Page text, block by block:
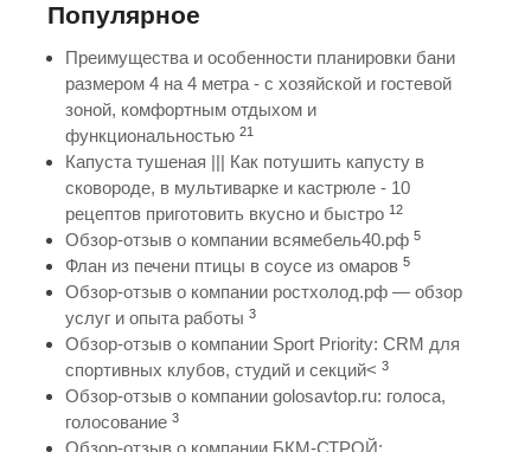
Популярное
Преимущества и особенности планировки бани
размером 4 на 4 метра - с хозяйской и гостевой
зоной, комфортным отдыхом и
функциональностью 21
Капуста тушеная ||| Как потушить капусту в
сковороде, в мультиварке и кастрюле - 10
рецептов приготовить вкусно и быстро 12
Обзор-отзыв о компании всямебель40.рф 5
Флан из печени птицы в соусе из омаров 5
Обзор-отзыв о компании ростхолод.рф — обзор
услуг и опыта работы 3
Обзор-отзыв о компании Sport Priority: CRM для
спортивных клубов, студий и секций< 3
Обзор-отзыв о компании golosavtop.ru: голоса,
голосование 3